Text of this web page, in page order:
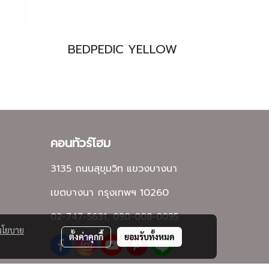
BEDPEDIC YELLOW
คอนทัวร์โฮม
3135 ถนนสุขุมวิท แขวงบางนา
เขตบางนา กรุงเทพฯ 10260
02-747-5631, 090-008-0095
ยบาย
ตั้งค่าคุกกี้ ยอมรับทั้งหมด